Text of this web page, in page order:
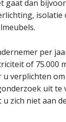
gaat dan
isolatie
per
of 75.000
u verplichten
uit te
u zich niet aan